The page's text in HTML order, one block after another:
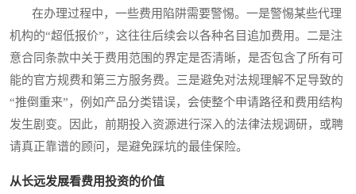
在办理过程中，一些费用陷阱需要警惕。一是警惕某些代理
机构的“超低报价”，这往往后续会以各种名目追加费用。二是注
意合同条款中关于费用范围的界定是否清晰，是否包含了所有可
能的官方规费和第三方服务费。三是避免对法规理解不足导致的
“推倒重来”，例如产品分类错误，会使整个申请路径和费用结构
发生剧变。因此，前期投入资源进行深入的法律法规调研，或聘
请真正靠谱的顾问，是避免踩坑的最佳保险。
从长远发展看费用投资的价值